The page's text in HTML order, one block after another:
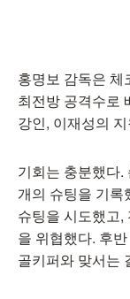
홍명보 감독은 체
최전방 공격수로
강인, 이재성의
기회는 충분했다.
개의 슈팅을 기록
슈팅을 시도했고,
을 위협했다. 후
골키퍼와 맞서는